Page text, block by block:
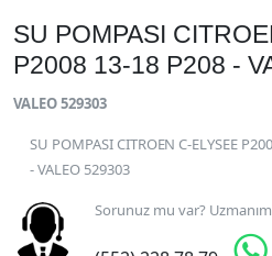
SU POMPASI
P2008 13-18 P208 -
VALEO 529303
SU POMPASI CITROEN C-ELYSEE
- VALEO 529303
Sorunuz mu var?